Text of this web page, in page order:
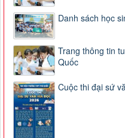
Danh sách học
Trang thông tin
Quốc
Cuộc thi đại sứ